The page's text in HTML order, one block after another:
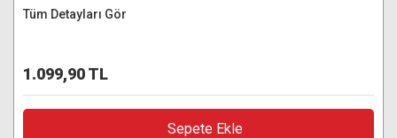
Tüm Detayları Gör
1.099,90 TL
Sepete Ekle